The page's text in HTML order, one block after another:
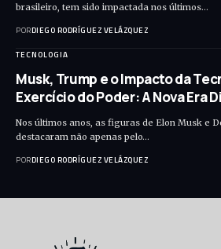
brasileiro, tem sido impactada nos últimos…
PORDIEGO RODRÍGUEZ VELÁZQUEZ
TECNOLOGIA
Musk, Trump e o Impacto da
Exercício do Poder: A Nova Era
Nos últimos anos, as figuras de Elon Musk e
destacaram não apenas pelo…
PORDIEGO RODRÍGUEZ VELÁZQUEZ